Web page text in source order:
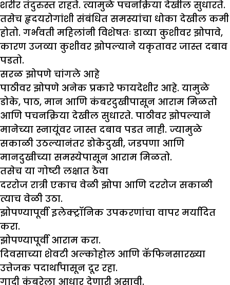
शरीर तंदुरुस्त राहते. त्यामुळे पचनक्रिया देखील सुधारते.
तसेच हृदयरोगांशी संबंधित समस्यांचा धोका देखील कमी
होतो. गर्भवती महिलांनी विशेषतः डाव्या कुशीवर झोपावे,
कारण उजव्या कुशीवर झोपल्याने यकृतावर जास्त दबाव
पडतो.
सरळ झोपणे चांगले आहे
पाठीवर झोपणे अनेक प्रकारे फायदेशीर आहे. यामुळे
डोके, पाठ, मान आणि कंबरदुखीपासून आराम मिळतो
आणि पचनक्रिया देखील सुधारते. पाठीवर झोपल्याने
मानेच्या स्नायूंवर जास्त दबाव पडत नाही. ज्यामुळे
सकाळी उठल्यानंतर डोकेदुखी, जडपणा आणि
मानदुखीच्या समस्येपासून आराम मिळतो.
तसेच या गोष्टी लक्षात ठेवा
दररोज रात्री एकाच वेळी झोपा आणि दररोज सकाळी
त्याच वेळी उठा.
झोपण्यापूर्वी इलेक्ट्रॉनिक उपकरणांचा वापर मर्यादित
करा.
झोपण्यापूर्वी आराम करा.
दिवसाच्या शेवटी अल्कोहोल आणि कॅफिनसारख्या
उत्तेजक पदार्थांपासून दूर रहा.
गादी कंबरेला आधार देणारी असावी.